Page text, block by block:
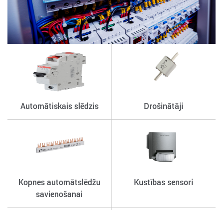
Automātiskais slēdzis Drošinātāji
Kopnes automātslēdžu
savienošanai
Kustības sensori